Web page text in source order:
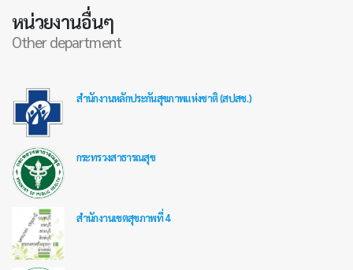
หน่วยงานอื่นๆ
Other department
สำนักงานหลักประกันสุขภาพแห่งชาติ (สปสช.)
กระทรวงสาธารณสุข
สำนักงานเขตสุขภาพที่ 4